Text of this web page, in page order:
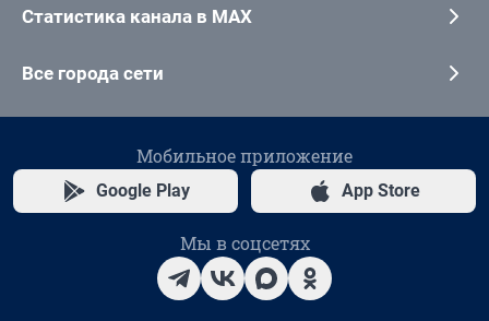
Статистика канала в MAX
Все города сети
Мобильное приложение
Google Play App Store
Мы в соцсетях